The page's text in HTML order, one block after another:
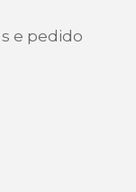
e pedido